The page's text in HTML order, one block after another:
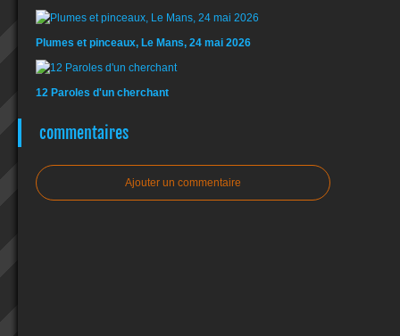
Plumes et pinceaux, Le Mans, 24 mai 2026
12 Paroles d'un cherchant
commentaires
Ajouter un commentaire